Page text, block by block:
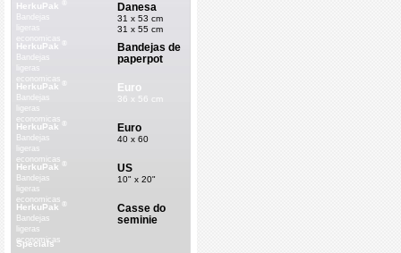
HerkuPak
ligeras
economicas
Danesa
31 x 53 cm
31 x 55 cm
HerkuPak
Bandejas
ligeras
economicas
Bandejas de
paperpot
HerkuPak ®
Bandejas
ligeras
economicas
Euro
36 x 56 cm
HerkuPak ®
Bandejas
ligeras
economicas
Euro
40 x 60
HerkuPak ®
Bandejas
ligeras
economicas
US
10" x 20"
HerkuPak ®
Bandejas
ligeras
economicas
Casse do
seminie
Specials